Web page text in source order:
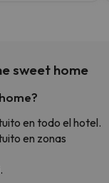
sweet home
en todo el hotel.
en zonas